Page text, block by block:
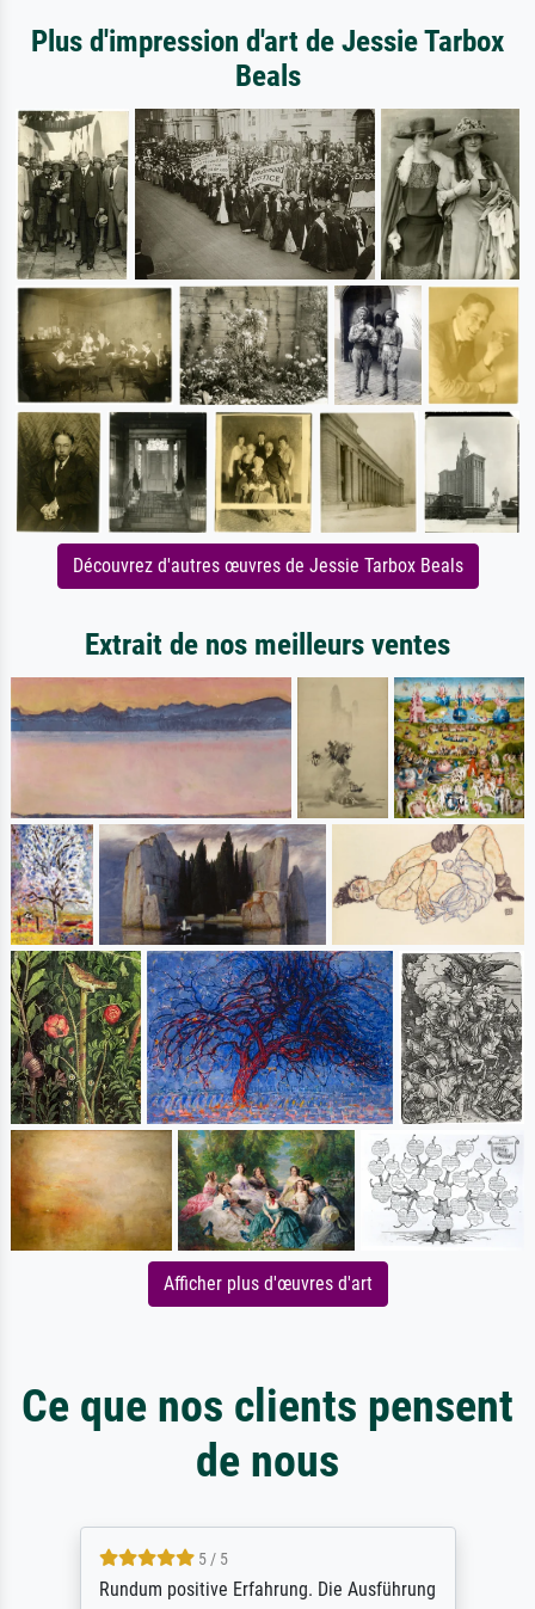
Plus d'impression d'art de Jessie Tarbox
Beals
Découvrez d'autres œuvres de Jessie Tarbox Beals
Extrait de nos meilleurs ventes
Afficher plus d'œuvres d'art
Ce que nos clients pensent
de nous
5 / 5
Rundum positive Erfahrung. Die Ausführung